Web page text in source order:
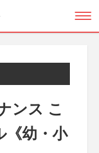
ンス こ
《幼・小